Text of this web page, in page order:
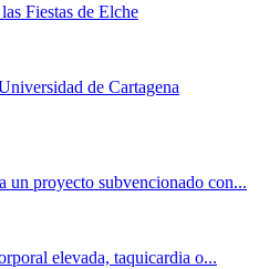
Fiestas de Elche
de Cartagena
proyecto subvencionado con...
elevada, taquicardia o...